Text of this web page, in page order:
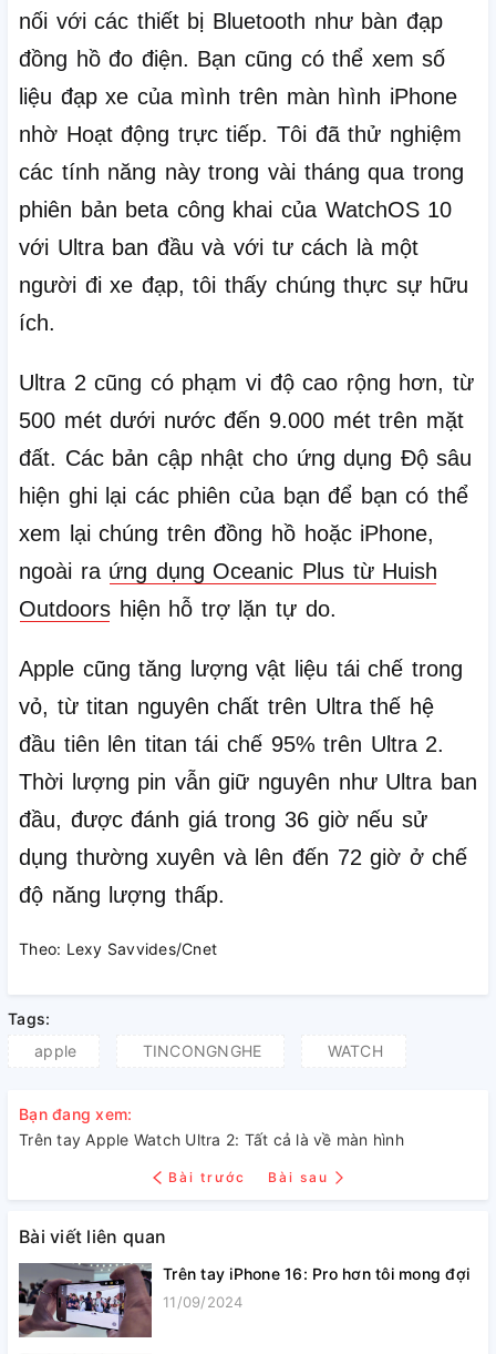
nối với các thiết bị Bluetooth như bàn đạp
đồng hồ đo điện. Bạn cũng có thể xem số
liệu đạp xe của mình trên màn hình iPhone
nhờ Hoạt động trực tiếp.Tôi đã thử nghiệm
các tính năng này trong vài tháng qua trong
phiên bản beta công khai của WatchOS 10
với Ultra ban đầu và với tư cách là một
người đi xe đạp, tôi thấy chúng thực sự hữu
ích.
Ultra 2 cũng có phạm vi độ cao rộng hơn, từ
500 mét dưới nước đến 9.000 mét trên mặt
đất. Các bản cập nhật cho ứng dụng Độ sâu
hiện ghi lại các phiên của bạn để bạn có thể
xem lại chúng trên đồng hồ hoặc iPhone,
ngoài ra ứng dụng Oceanic Plus từ Huish
Outdoors hiện hỗ trợ lặn tự do.
Apple cũng tăng lượng vật liệu tái chế trong
vỏ, từ titan nguyên chất trên Ultra thế hệ
đầu tiên lên titan tái chế 95% trên Ultra 2.
Thời lượng pin vẫn giữ nguyên như Ultra ban
đầu, được đánh giá trong 36 giờ nếu sử
dụng thường xuyên và lên đến 72 giờ ở chế
độ năng lượng thấp.
Theo: Lexy Savvides/Cnet
Tags:
apple
TINCONGNGHE WATCH
Bạn đang xem:
Trên tay Apple Watch Ultra 2: Tất cả là về màn hình
Bài trước Bài sau
Bài viết liên quan
Trên tay iPhone 16: Pro hơn tôi mong đợi
11/09/2024